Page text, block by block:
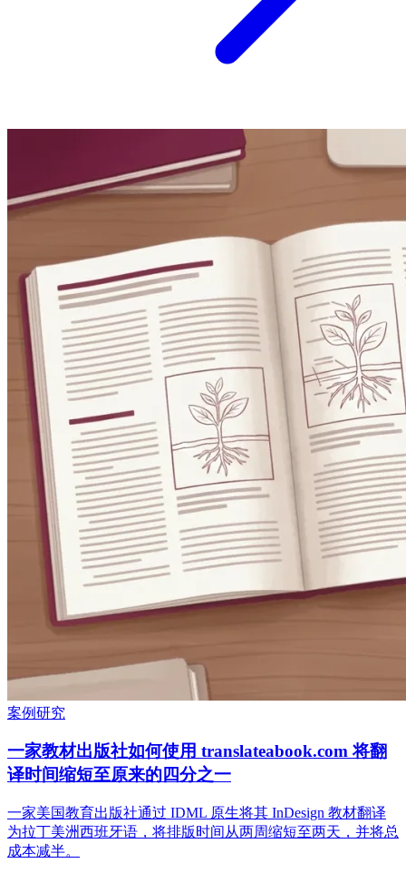
案例研究
一家教材出版社如何使用 translateabook.com 将翻
译时间缩短至原来的四分之一
一家美国教育出版社通过 IDML 原生将其 InDesign 教材翻译
为拉丁美洲西班牙语，将排版时间从两周缩短至两天，并将总
成本减半。